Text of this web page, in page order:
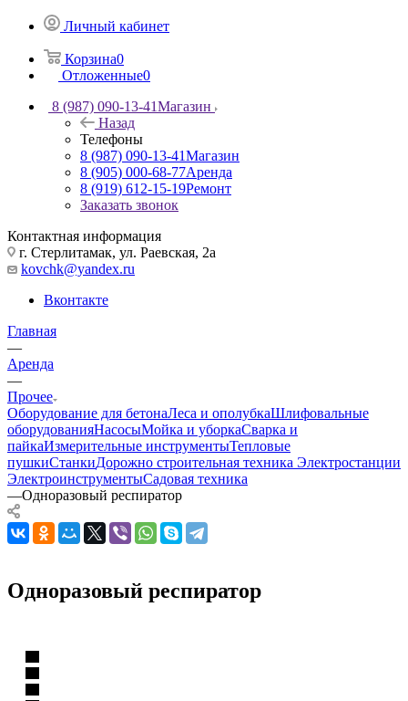
Личный кабинет
Корзина0
Отложенные0
8 (987) 090-13-41Магазин
Назад
Телефоны
8 (987) 090-13-41Магазин
8 (905) 000-68-77Аренда
8 (919) 612-15-19Ремонт
Заказать звонок
Контактная информация
г. Стерлитамак, ул. Раевская, 2а
kovchk@yandex.ru
Вконтакте
Главная
—
Аренда
—
Прочее
Оборудование для бетонаЛеса и ополубкаШлифовальные
оборудованияНасосыМойка и уборкаСварка и
пайкаИзмерительные инструментыТепловые
пушкиСтанкиДорожно строительная техника Электростанции
ЭлектроинструментыСадовая техника
—Одноразовый респиратор
Одноразовый респиратор